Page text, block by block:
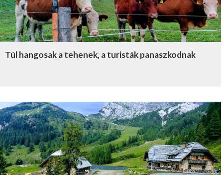
Túl hangosak a tehenek, a turisták panaszkodnak